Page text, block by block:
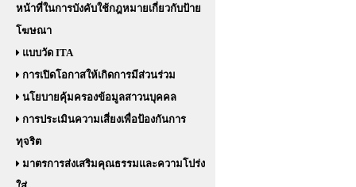
หน้าที่ในการบังคับใช้กฎหมายเกี่ยวกับป้าย
โฆษณา
แบบวัด ITA
การเปิดโอกาสให้เกิดการมีส่วนร่วม
นโยบายคุ้มครองข้อมูลสาวนบุคคล
การประเมินความเสี่ยงเพื่อป้องกันการ
ทุจริต
มาตรการส่งเสริมคุณธรรมและความโปร่ง